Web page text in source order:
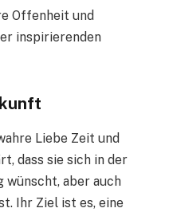
Offenheit und
inspirierenden
Liebe Zeit und
dass sie sich in der
wünscht, aber auch
Ihr Ziel ist es, eine